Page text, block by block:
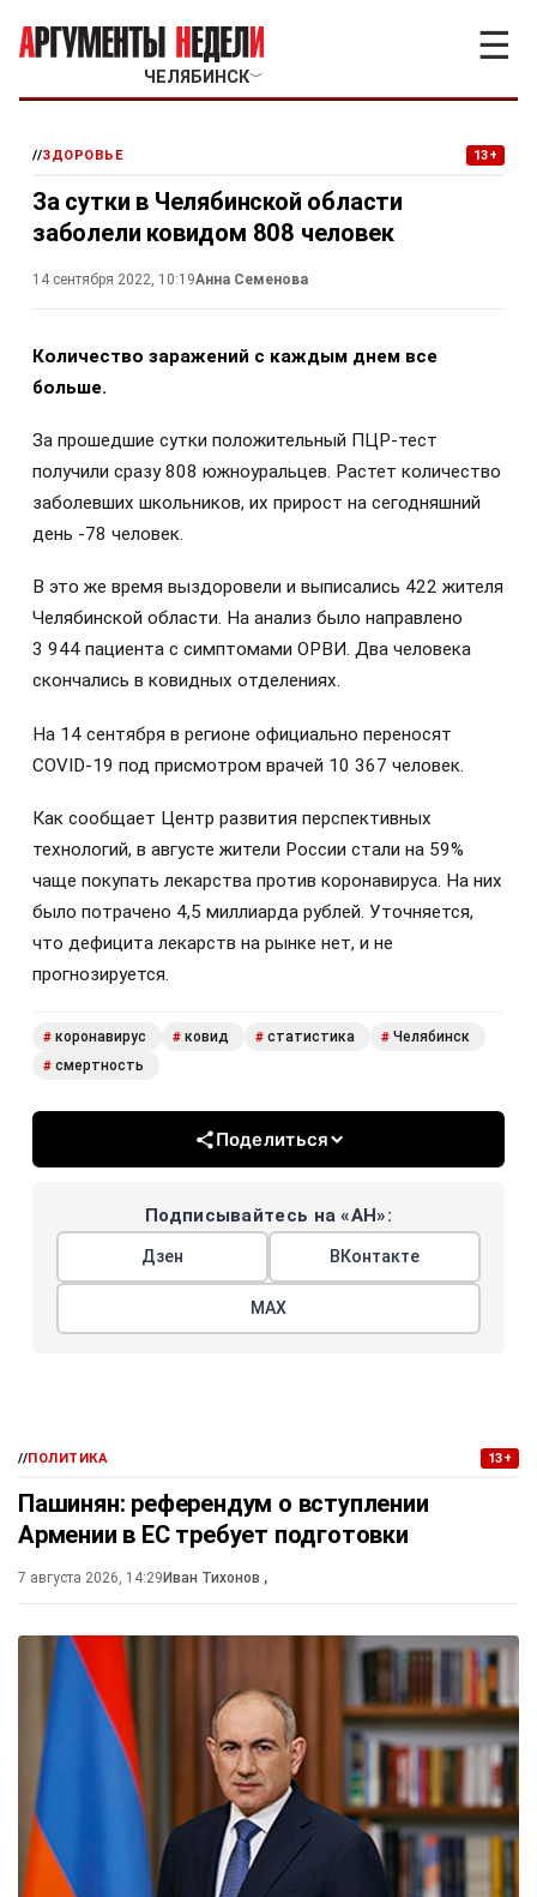
ЧЕЛЯБИНСК﹀
☰
//ЗДОРОВЬЕ 13+
За сутки в Челябинской области
заболели ковидом 808 человек
14 сентября 2022, 10:19Анна Семенова
Количество заражений с каждым днем все
больше.
За прошедшие сутки положительный ПЦР-тест
получили сразу 808 южноуральцев. Растет количество
заболевших школьников, их прирост на сегодняшний
день -78 человек.
В это же время выздоровели и выписались 422 жителя
Челябинской области. На анализ было направлено
3 944 пациента с симптомами ОРВИ. Два человека
скончались в ковидных отделениях.
На 14 сентября в регионе официально переносят
COVID-19 под присмотром врачей 10 367 человек.
Как сообщает Центр развития перспективных
технологий, в августе жители России стали на 59%
чаще покупать лекарства против коронавируса. На них
было потрачено 4,5 миллиарда рублей. Уточняется,
что дефицита лекарств на рынке нет, и не
прогнозируется.
# коронавирус # ковид # статистика # Челябинск
# смертность
Поделиться
Подписывайтесь на «АН»:
Дзен ВКонтакте
МАХ
//ПОЛИТИКА 13+
Пашинян: референдум о вступлении
Армении в ЕС требует подготовки
7 августа 2026, 14:29 Иван Тихонов ,